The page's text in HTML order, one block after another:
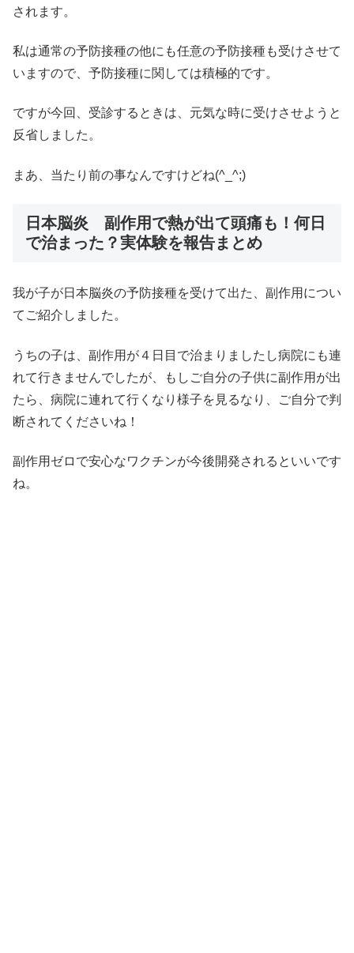
されます。
私は通常の予防接種の他にも任意の予防接種も受けさせて
いますので、予防接種に関しては積極的です。
ですが今回、受診するときは、元気な時に受けさせようと
反省しました。
まあ、当たり前の事なんですけどね(^_^;)
日本脳炎 副作用で熱が出て頭痛も！何日
で治まった？実体験を報告まとめ
我が子が日本脳炎の予防接種を受けて出た、副作用につい
てご紹介しました。
うちの子は、副作用が４日目で治まりましたし病院にも連
れて行きませんでしたが、もしご自分の子供に副作用が出
たら、病院に連れて行くなり様子を見るなり、ご自分で判
断されてくださいね！
副作用ゼロで安心なワクチンが今後開発されるといいです
ね。